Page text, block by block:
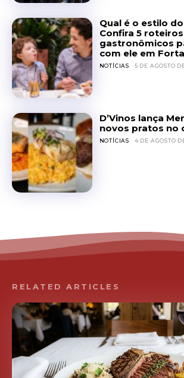
Qual é o estilo
Confira 5 roteiros
gastronômicos
com ele em
NOTÍCIAS 5 DE AGOSTO
D’Vinos lança
novos pratos no
NOTÍCIAS 4 DE AGOSTO
RELATED ARTICLES